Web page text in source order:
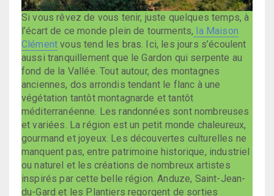
Si vous rêvez de vous tenir, juste quelques temps, à
l’écart de ce monde plein de tourments, la Maison
Clément vous tend les bras. Ici, les jours s’écoulent
aussi tranquillement que le Gardon qui serpente au
fond de la Vallée. Tout autour, des montagnes
anciennes, dos arrondis tendant le flanc à une
végétation tantôt montagnarde et tantôt
méditerranéenne. Les randonnées sont nombreuses
et variées. La région est un petit monde chaleureux,
gourmand et joyeux. Les découvertes culturelles ne
manquent pas, entre patrimoine historique, industriel
ou naturel et les créations de nombreux artistes
inspirés par cette belle région. Anduze, Saint-Jean-
du-Gard et les Plantiers regorgent de sorties